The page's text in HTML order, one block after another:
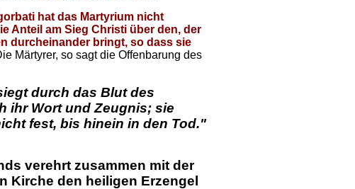
hat das Martyrium nicht
Anteil am Sieg Christi über den, der
durcheinander bringt, so dass sie
Märtyrer, so sagt die Offenbarung des
durch das Blut des
ihr Wort und Zeugnis; sie
fest, bis hinein in den Tod."
verehrt zusammen mit der
Kirche den heiligen Erzengel